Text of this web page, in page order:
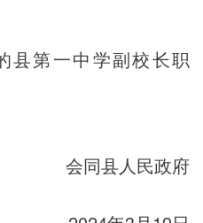
县第一中学副校长职
会同县人民政府